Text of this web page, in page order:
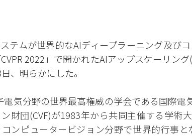
テムが世界的なAIディープラーニング及び
2022」で開かれたAIアップスケーリン
、明らかにした。
電気分野の世界最高権威の学会である国際電
財団(CVF)が1983年から共同主催する学術
コンピュータービジョン分野で世界的行事